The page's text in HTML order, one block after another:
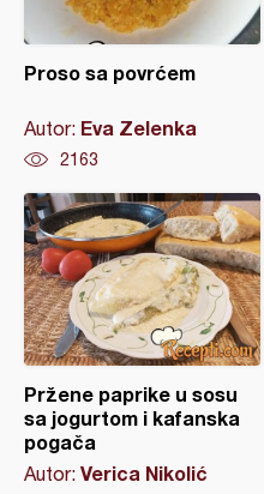
Proso sa povrćem
Autor: Eva Zelenka
2163
Pržene paprike u sosu
sa jogurtom i kafanska
pogača
Autor: Verica Nikolić